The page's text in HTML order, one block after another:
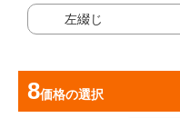
左綴じ
価格の選択